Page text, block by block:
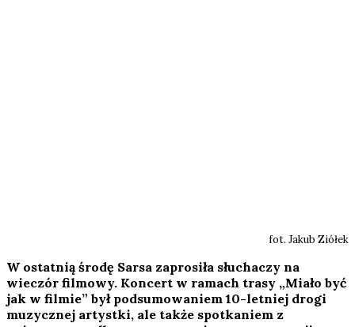
fot. Jakub Ziółek
W ostatnią środę Sarsa zaprosiła słuchaczy na
wieczór filmowy. Koncert w ramach trasy „Miało być
jak w filmie” był podsumowaniem 10-letniej drogi
muzycznej artystki, ale także spotkaniem z